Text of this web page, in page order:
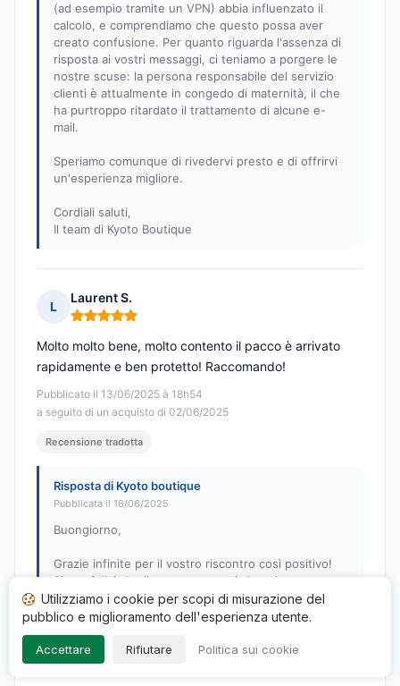
(ad esempio tramite un VPN) abbia influenzato il
calcolo, e comprendiamo che questo possa aver
creato confusione. Per quanto riguarda l'assenza di
risposta ai vostri messaggi, ci teniamo a porgere le
nostre scuse: la persona responsabile del servizio
clienti è attualmente in congedo di maternità, il che
ha purtroppo ritardato il trattamento di alcune e-
mail.
Speriamo comunque di rivedervi presto e di offrirvi
un'esperienza migliore.
Cordiali saluti,
Il team di Kyoto Boutique
L
Laurent S.
Nota: 5 su 5
Pubblicato il 13/06/2025 à 18h54
a seguito di un acquisto di 02/06/2025
Molto molto bene, molto contento il pacco è arrivato
rapidamente e ben protetto! Raccomando!
Recensione tradotta
Risposta di Kyoto boutique
Pubblicata il 16/06/2025
Buongiorno,
Grazie infinite per il vostro riscontro così positivo!
Siamo felici che il vostro pacco vi sia arrivato
rapidamente e in perfette condizioni.
Il team di Kyoto Boutique
Utilizziamo i cookie per scopi di misurazione del
pubblico e miglioramento dell'esperienza utente.
Accettare Rifiutare Politica sui cookie